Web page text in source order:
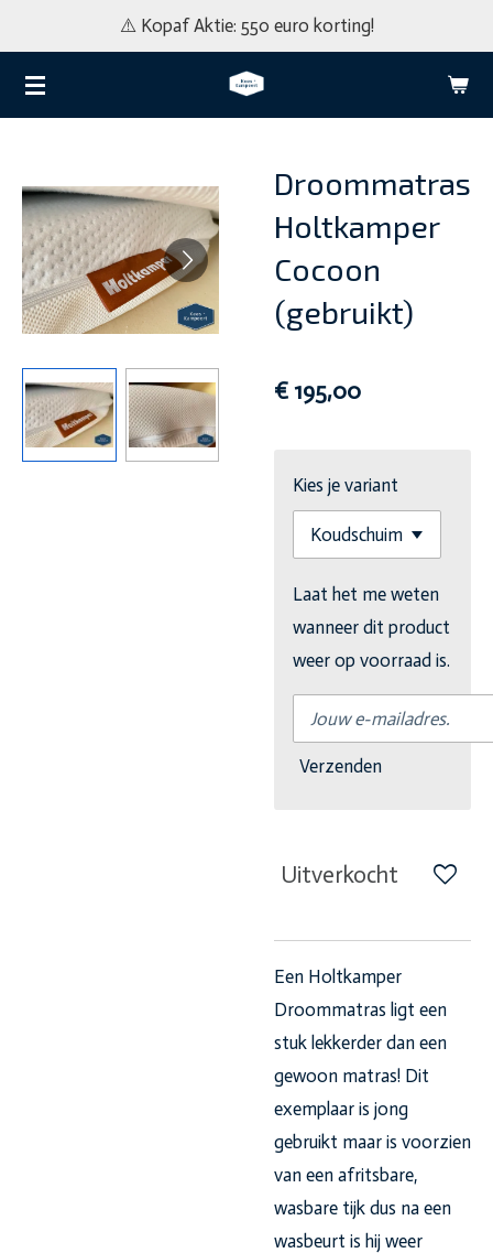
direct
naar
de
⚠️ Kopaf Aktie: 550 euro korting!
Droommatras
Holtkamper
Cocoon
(gebruikt)
€ 195,00
Kies je variant
Laat het me weten
wanneer dit product
weer op voorraad is.
Verzenden
Uitverkocht
Een Holtkamper
Droommatras ligt een
stuk lekkerder dan een
gewoon matras! Dit
exemplaar is jong
gebruikt maar is voorzien
van een afritsbare,
wasbare tijk dus na een
wasbeurt is hij weer